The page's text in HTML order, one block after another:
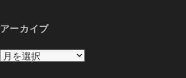
ー
アーカイブ
ア